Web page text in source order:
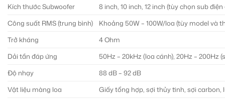
Kích thước Subwoofer
8 inch, 10 inch, 12 inch (tùy chọn sub
Công suất RMS (trung bình)
Khoảng 50W – 100W/loa (tùy model và
Trở kháng
4 Ohm
Dải tần đáp ứng
50Hz – 20kHz (loa cánh), 20Hz – 200Hz
Độ nhạy
88 dB – 92 dB
Vật liệu màng loa
Giấy tổng hợp, sợi thủy tinh, sợi carbon,